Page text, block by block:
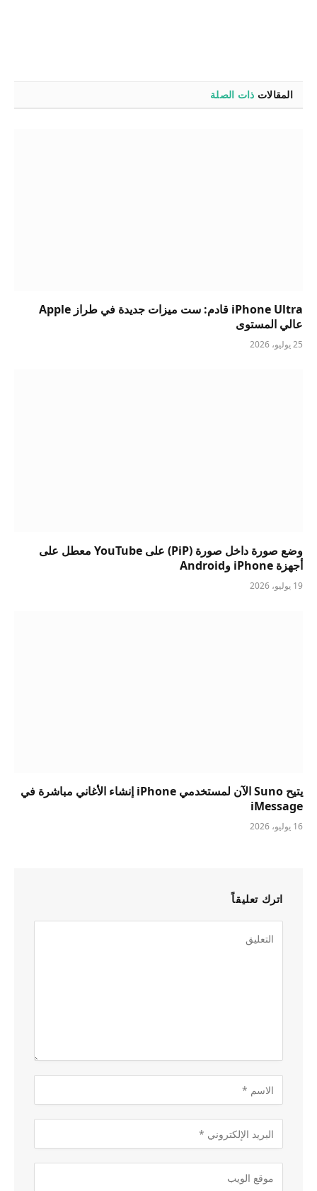
المقالات ذات الصلة
iPhone Ultra قادم: ست ميزات جديدة في طراز Apple
عالي المستوى
25 يوليو، 2026
وضع صورة داخل صورة (PiP) على YouTube معطل على
أجهزة iPhone وAndroid
19 يوليو، 2026
يتيح Suno الآن لمستخدمي iPhone إنشاء الأغاني مباشرة في
iMessage
16 يوليو، 2026
اترك تعليقاً